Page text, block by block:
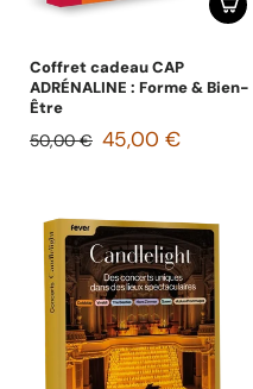
Coffret cadeau CAP
ADRÉNALINE : Forme & Bien-
Être
50,00 € 45,00 €